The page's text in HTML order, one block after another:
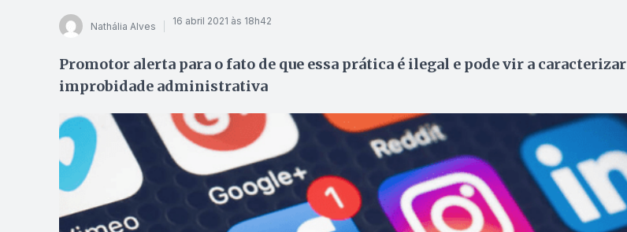
Nathália Alves 16 abril 2021 às 18h42
Promotor alerta para o fato de que essa prática é ilegal e pode vir a caracterizar
improbidade administrativa